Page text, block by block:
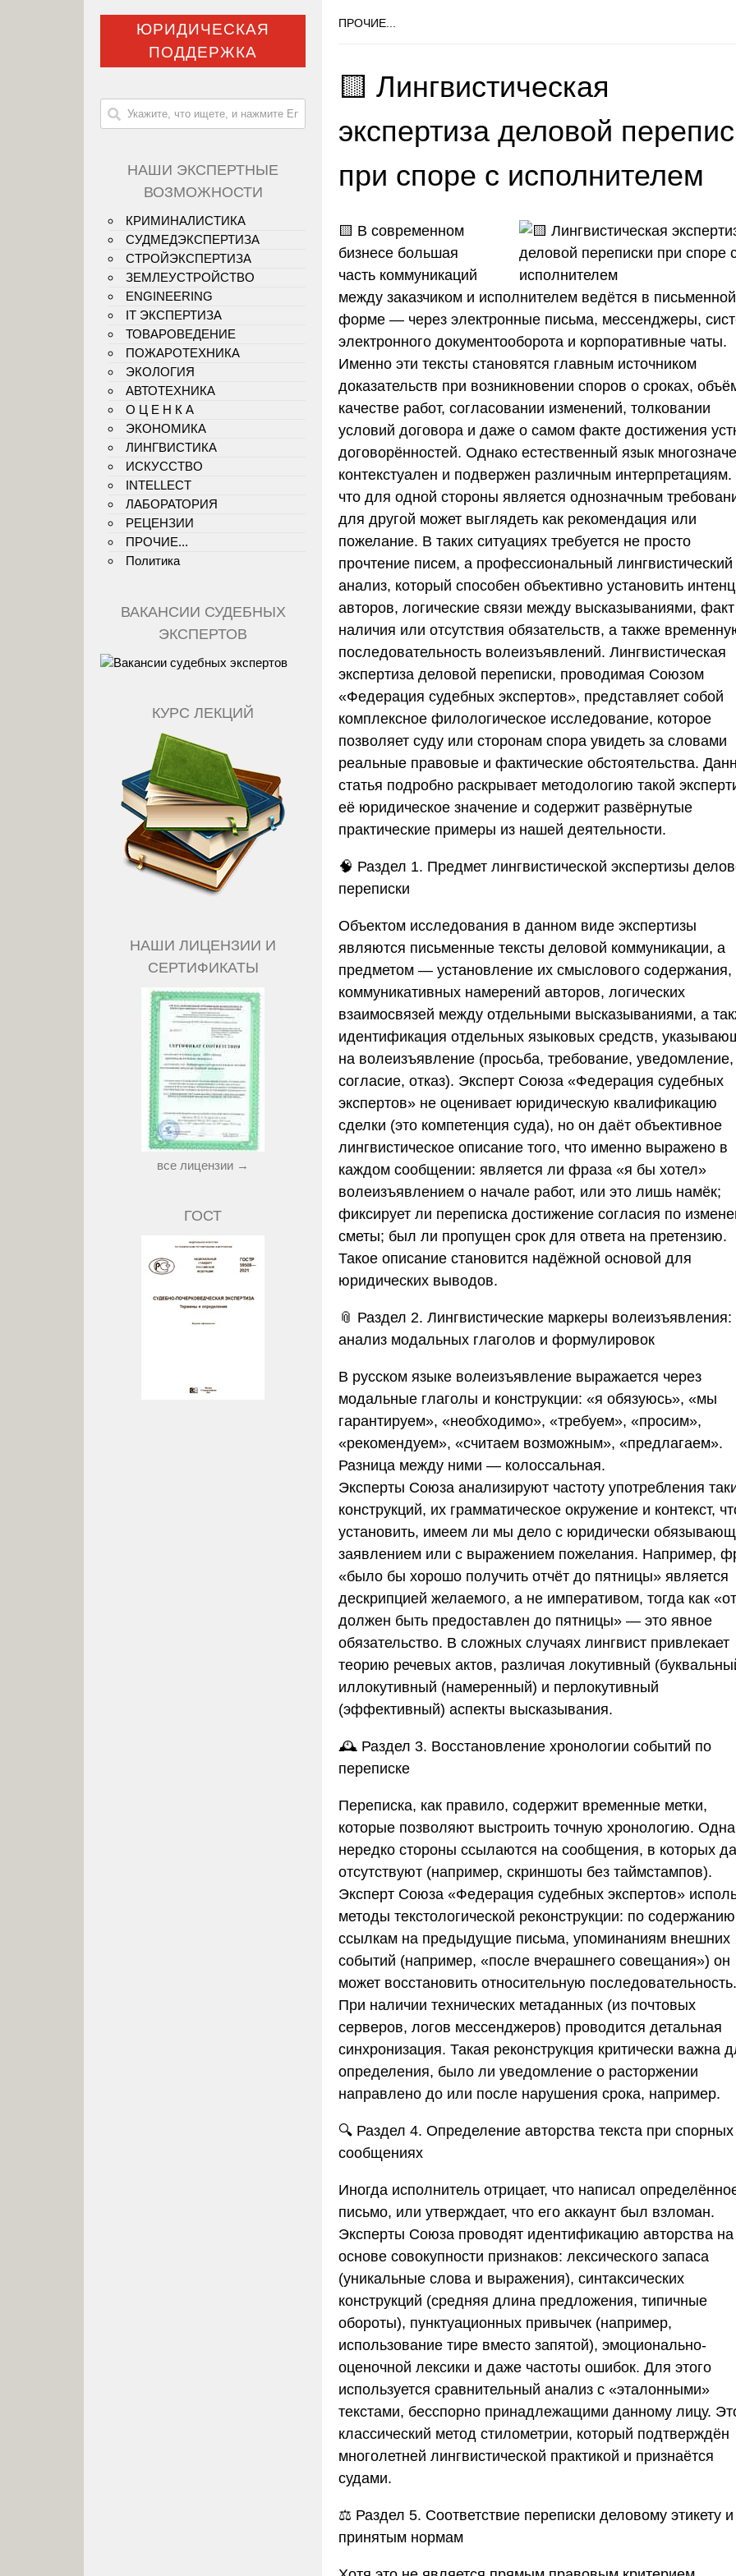
ПРОЧИЕ...
🟨 Лингвистическая
экспертиза деловой
при споре с исполнителем
🟨 В современном
бизнесе большая
часть коммуникаций
между заказчиком и исполнителем ведётся в письменной
форме — через электронные письма, мессенджеры,
электронного документооборота и корпоративные чаты.
Именно эти тексты становятся главным источником
доказательств при возникновении споров о сроках,
качестве работ, согласовании изменений, толковании
условий договора и даже о самом факте достижения
договорённостей. Однако естественный язык
контекстуален и подвержен различным интерпретациям.
что для одной стороны является однозначным
для другой может выглядеть как рекомендация или
пожелание. В таких ситуациях требуется не просто
прочтение писем, а профессиональный лингвистический
анализ, который способен объективно установить
авторов, логические связи между высказываниями, факт
наличия или отсутствия обязательств, а также
последовательность волеизъявлений. Лингвистическая
экспертиза деловой переписки, проводимая Союзом
«Федерация судебных экспертов», представляет собой
комплексное филологическое исследование, которое
позволяет суду или сторонам спора увидеть за словами
реальные правовые и фактические обстоятельства.
статья подробно раскрывает методологию такой
её юридическое значение и содержит развёрнутые
практические примеры из нашей деятельности.
🧠 Раздел 1. Предмет лингвистической экспертизы
переписки
Объектом исследования в данном виде экспертизы
являются письменные тексты деловой коммуникации, а
предметом — установление их смыслового содержания,
коммуникативных намерений авторов, логических
взаимосвязей между отдельными высказываниями, а
идентификация отдельных языковых средств,
на волеизъявление (просьба, требование, уведомление,
согласие, отказ). Эксперт Союза «Федерация судебных
экспертов» не оценивает юридическую квалификацию
сделки (это компетенция суда), но он даёт объективное
лингвистическое описание того, что именно выражено в
каждом сообщении: является ли фраза «я бы хотел»
волеизъявлением о начале работ, или это лишь намёк;
фиксирует ли переписка достижение согласия по
сметы; был ли пропущен срок для ответа на претензию.
Такое описание становится надёжной основой для
юридических выводов.
📎 Раздел 2. Лингвистические маркеры волеизъявления:
анализ модальных глаголов и формулировок
В русском языке волеизъявление выражается через
модальные глаголы и конструкции: «я обязуюсь», «мы
гарантируем», «необходимо», «требуем», «просим»,
«рекомендуем», «считаем возможным», «предлагаем».
Разница между ними — колоссальная.
Эксперты Союза анализируют частоту употребления
конструкций, их грамматическое окружение и контекст,
установить, имеем ли мы дело с юридически
заявлением или с выражением пожелания. Например,
«было бы хорошо получить отчёт до пятницы» является
дескрипцией желаемого, а не императивом, тогда как
должен быть предоставлен до пятницы» — это явное
обязательство. В сложных случаях лингвист привлекает
теорию речевых актов, различая локутивный
иллокутивный (намеренный) и перлокутивный
(эффективный) аспекты высказывания.
🕰️ Раздел 3. Восстановление хронологии событий по
переписке
Переписка, как правило, содержит временные метки,
которые позволяют выстроить точную хронологию.
нередко стороны ссылаются на сообщения, в которых
отсутствуют (например, скриншоты без таймстампов).
Эксперт Союза «Федерация судебных экспертов»
методы текстологической реконструкции: по
ссылкам на предыдущие письма, упоминаниям внешних
событий (например, «после вчерашнего совещания») он
может восстановить относительную последовательность.
При наличии технических метаданных (из почтовых
серверов, логов мессенджеров) проводится детальная
синхронизация. Такая реконструкция критически важна
определения, было ли уведомление о расторжении
направлено до или после нарушения срока, например.
🔍 Раздел 4. Определение авторства текста при спорных
сообщениях
Иногда исполнитель отрицает, что написал
письмо, или утверждает, что его аккаунт был взломан.
Эксперты Союза проводят идентификацию авторства на
основе совокупности признаков: лексического запаса
(уникальные слова и выражения), синтаксических
конструкций (средняя длина предложения, типичные
обороты), пунктуационных привычек (например,
использование тире вместо запятой), эмоционально-
оценочной лексики и даже частоты ошибок. Для этого
используется сравнительный анализ с «эталонными»
текстами, бесспорно принадлежащими данному лицу.
классический метод стилометрии, который подтверждён
многолетней лингвистической практикой и признаётся
судами.
⚖️ Раздел 5. Соответствие переписки деловому этикету и
принятым нормам
ЮРИДИЧЕСКАЯ
ПОДДЕРЖКА
НАШИ ЭКСПЕРТНЫЕ
ВОЗМОЖНОСТИ
КРИМИНАЛИСТИКА
СУДМЕДЭКСПЕРТИЗА
СТРОЙЭКСПЕРТИЗА
ЗЕМЛЕУСТРОЙСТВО
ENGINEERING
IT ЭКСПЕРТИЗА
ТОВАРОВЕДЕНИЕ
ПОЖАРОТЕХНИКА
ЭКОЛОГИЯ
АВТОТЕХНИКА
О Ц Е Н К А
ЭКОНОМИКА
ЛИНГВИСТИКА
ИСКУССТВО
INTELLECT
ЛАБОРАТОРИЯ
РЕЦЕНЗИИ
ПРОЧИЕ...
Политика
ВАКАНСИИ СУДЕБНЫХ
ЭКСПЕРТОВ
КУРС ЛЕКЦИЙ
НАШИ ЛИЦЕНЗИИ И
СЕРТИФИКАТЫ
все лицензии →
ГОСТ